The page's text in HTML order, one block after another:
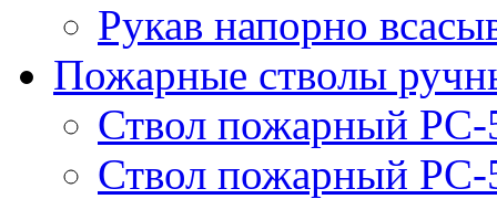
Рукав напорно
Пожарные стволы
Ствол пожарный РС-
Ствол пожарный РС-